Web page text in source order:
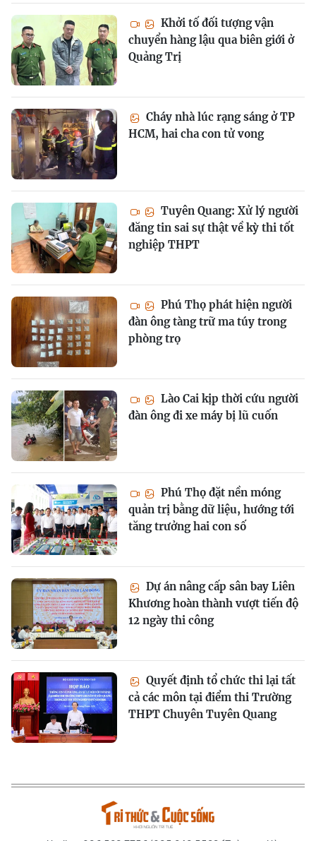
Khởi tố đối tượng vận
chuyển hàng lậu qua biên giới ở
Quảng Trị
Cháy nhà lúc rạng sáng ở TP
HCM, hai cha con tử vong
Tuyên Quang: Xử lý người
đăng tin sai sự thật về kỳ thi tốt
nghiệp THPT
Phú Thọ phát hiện người
đàn ông tàng trữ ma túy trong
phòng trọ
Lào Cai kịp thời cứu người
đàn ông đi xe máy bị lũ cuốn
Phú Thọ đặt nền móng
quản trị bằng dữ liệu, hướng tới
tăng trưởng hai con số
Dự án nâng cấp sân bay Liên
Khương hoàn thành vượt tiến độ
12 ngày thi công
Quyết định tổ chức thi lại tất
cả các môn tại điểm thi Trường
THPT Chuyên Tuyên Quang